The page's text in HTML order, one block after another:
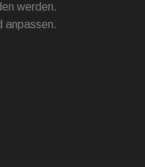
werden.
anpassen.